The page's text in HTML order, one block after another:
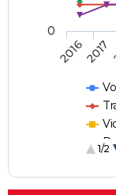
1/2
20162017
0